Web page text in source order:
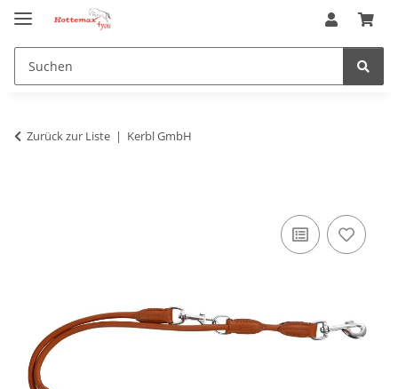
Zurück zur Liste Kerbl GmbH